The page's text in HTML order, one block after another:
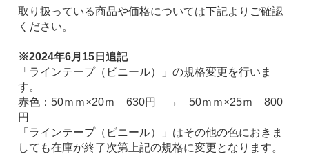
取り扱っている商品や価格については下記よりご確認
ください。
※2024年6月15日追記
「ラインテープ（ビニール）」の規格変更を行いま
す。
赤色：50ｍｍ×20ｍ 630円 → 50ｍｍ×25ｍ 800
円
「ラインテープ（ビニール）」はその他の色におきま
しても在庫が終了次第上記の規格に変更となります。